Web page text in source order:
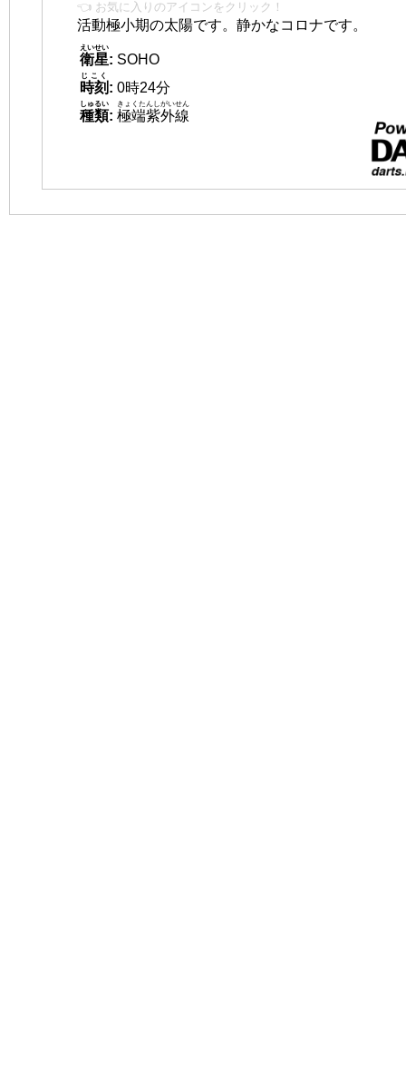
👈 お気に入りのアイコンをクリック！
活動極小期の太陽です。静かなコロナです。
衛星
えいせい
: SOHO
時刻
じこく
: 0時24分
種類
しゅるい
: 極端紫外線
きょくたんしがいせん